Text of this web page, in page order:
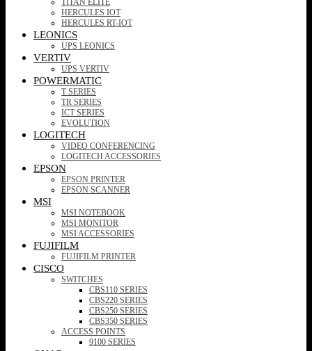
TITAN ELITE
HERCULES IOT
HERCULES RT-IOT
LEONICS
UPS LEONICS
VERTIV
UPS VERTIV
POWERMATIC
T SERIES
TR SERIES
ICT SERIES
EVOLUTION
LOGITECH
VIDEO CONFERENCING
LOGITECH ACCESSORIES
EPSON
EPSON PRINTER
EPSON SCANNER
MSI
MSI NOTEBOOK
MSI MONITOR
MSI ACCESSORIES
FUJIFILM
FUJIFILM PRINTER
CISCO
SWITCHES
CBS110 SERIES
CBS220 SERIES
CBS250 SERIES
CBS350 SERIES
ACCESS POINTS
9100 SERIES